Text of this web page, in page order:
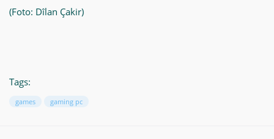
(Foto: Dîlan Çakir)
Tags:
games gaming pc